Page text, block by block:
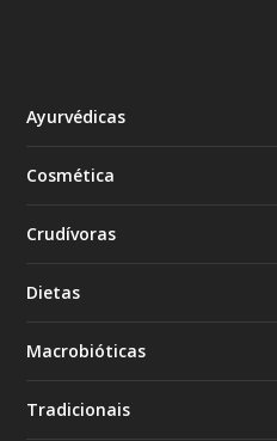
Ayurvédicas
Cosmética
Crudívoras
Dietas
Macrobióticas
Tradicionais